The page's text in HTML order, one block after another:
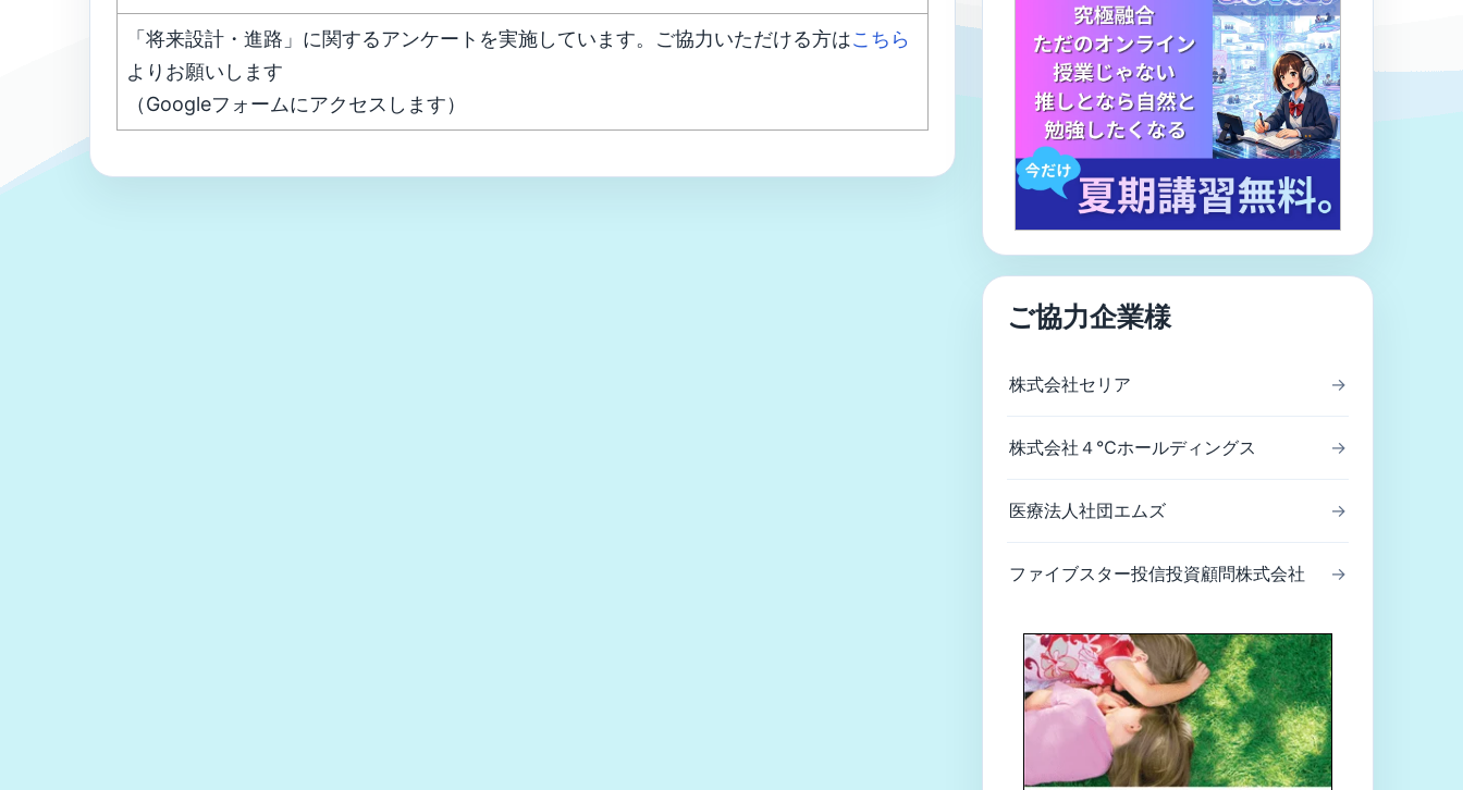
「将来設計・進路」に関するアンケートを実施しています。ご協力いただける方はこちら
よりお願いします
（Googleフォームにアクセスします）
ご協力企業様
株式会社セリア →
株式会社４℃ホールディングス →
医療法人社団エムズ →
ファイブスター投信投資顧問株式会社 →